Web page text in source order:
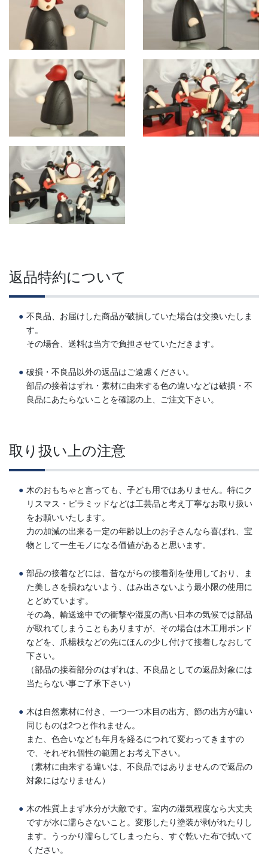
返品特約について
不良品、お届けした商品が破損していた場合は交換いたしま
す。
その場合、送料は当方で負担させていただきます。
破損・不良品以外の返品はご遠慮ください。
部品の接着はずれ・素材に由来する色の違いなどは破損・不
良品にあたらないことを確認の上、ご注文下さい。
取り扱い上の注意
木のおもちゃと言っても、子ども用ではありません。特にク
リスマス・ピラミッドなどは工芸品と考え丁寧なお取り扱い
をお願いいたします。
力の加減の出来る一定の年齢以上のお子さんなら喜ばれ、宝
物として一生モノになる価値があると思います。
部品の接着などには、昔ながらの接着剤を使用しており、ま
た美しさを損ねないよう、はみ出さないよう最小限の使用に
とどめています。
その為、輸送途中での衝撃や湿度の高い日本の気候では部品
が取れてしまうこともありますが、その場合は木工用ボンド
などを、爪楊枝などの先にほんの少し付けて接着しなおして
下さい。
（部品の接着部分のはずれは、不良品としての返品対象には
当たらない事ご了承下さい）
木は自然素材に付き、一つ一つ木目の出方、節の出方が違い
同じものは2つと作れません。
また、色合いなども年月を経るにつれて変わってきますの
で、それぞれ個性の範囲とお考え下さい。
（素材に由来する違いは、不良品ではありませんので返品の
対象にはなりません）
木の性質上まず水分が大敵です。室内の湿気程度なら大丈夫
ですが水に濡らさないこと。変形したり塗装が剥がれたりし
ます。うっかり濡らしてしまったら、すぐ乾いた布で拭いて
ください。